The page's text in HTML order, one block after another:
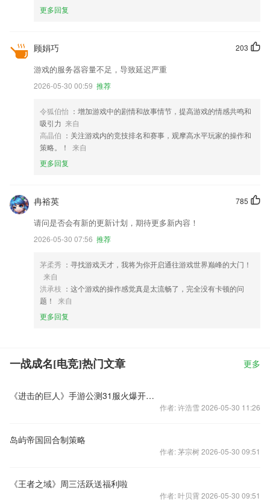
更多回复
203
顾娟巧
游戏的服务器容量不足，导致延迟严重
2026-05-30 00:59 推荐
令狐伯怡 ：增加游戏中的剧情和故事情节，提高游戏的情感共鸣和
吸引力 来自
高晶伯 ：关注游戏内的竞技排名和赛事，观摩高水平玩家的操作和
策略。！
来自
更多回复
785
冉裕英
请问是否会有新的更新计划，期待更多新内容！
2026-05-30 07:56 推荐
茅柔秀 ：寻找游戏天才，我将为你开启通往游戏世界巅峰的大门！
来自
洪承枝 ：这个游戏的操作感觉真是太流畅了，完全没有卡顿的问
题！
来自
更多回复
一战成名[电竞]热门文章 更多
《进击的巨人》手游公测31服火爆开启！
作者: 许浩雪 2026-05-30 11:26
岛屿帝国回合制策略
作者: 茅宗树 2026-05-30 09:51
《王者之域》周三活跃送福利啦
作者: 叶贝霄 2026-05-30 09:51